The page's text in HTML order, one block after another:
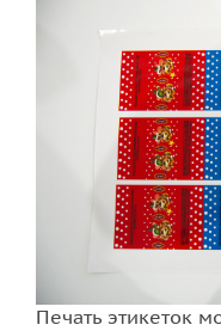
Печать этикеток